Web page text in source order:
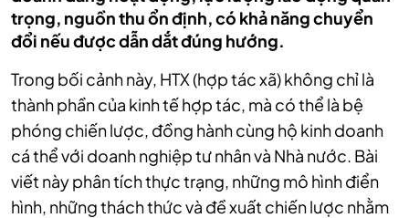
trọng, nguồn thu ổn định, có khả năng chuyển
đổi nếu được dẫn dắt đúng hướng.
Trong bối cảnh này, HTX (hợp tác xã) không chỉ là
thành phần của kinh tế hợp tác, mà có thể là bệ
phóng chiến lược, đồng hành cùng hộ kinh doanh
cá thể với doanh nghiệp tư nhân và Nhà nước. Bài
viết này phân tích thực trạng, những mô hình điển
hình, những thách thức và đề xuất chiến lược nhằm